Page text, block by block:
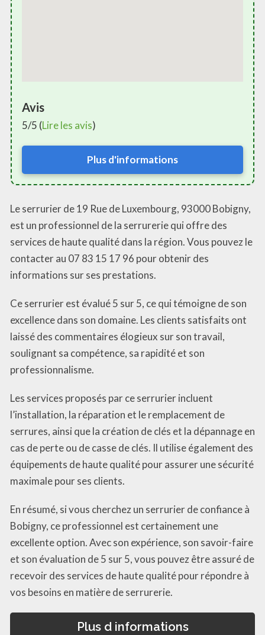
Avis
5/5 (Lire les avis)
Plus d'informations
Le serrurier de 19 Rue de Luxembourg, 93000 Bobigny,
est un professionnel de la serrurerie qui offre des
services de haute qualité dans la région. Vous pouvez le
contacter au 07 83 15 17 96 pour obtenir des
informations sur ses prestations.
Ce serrurier est évalué 5 sur 5, ce qui témoigne de son
excellence dans son domaine. Les clients satisfaits ont
laissé des commentaires élogieux sur son travail,
soulignant sa compétence, sa rapidité et son
professionnalisme.
Les services proposés par ce serrurier incluent
l’installation, la réparation et le remplacement de
serrures, ainsi que la création de clés et la dépannage en
cas de perte ou de casse de clés. Il utilise également des
équipements de haute qualité pour assurer une sécurité
maximale pour ses clients.
En résumé, si vous cherchez un serrurier de confiance à
Bobigny, ce professionnel est certainement une
excellente option. Avec son expérience, son savoir-faire
et son évaluation de 5 sur 5, vous pouvez être assuré de
recevoir des services de haute qualité pour répondre à
vos besoins en matière de serrurerie.
Plus d informations